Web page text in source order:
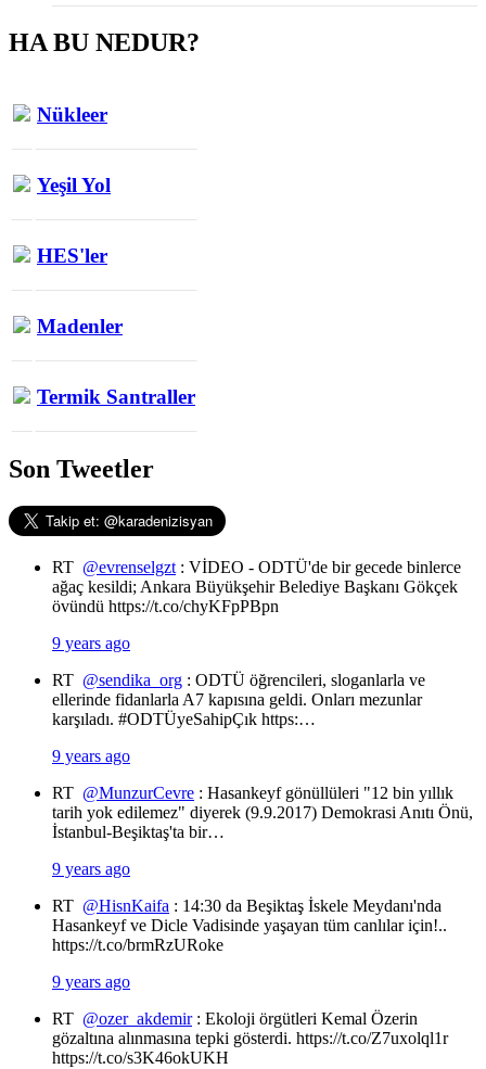
HA BU NEDUR?
Nükleer
Yeşil Yol
HES'ler
Madenler
Termik Santraller
Son Tweetler
RT @evrenselgzt : VİDEO - ODTÜ'de bir gecede binlerce
ağaç kesildi; Ankara Büyükşehir Belediye Başkanı Gökçek
övündü https://t.co/chyKFpPBpn
9 years ago
RT @sendika_org : ODTÜ öğrencileri, sloganlarla ve
ellerinde fidanlarla A7 kapısına geldi. Onları mezunlar
karşıladı. #ODTÜyeSahipÇık https:…
9 years ago
RT @MunzurCevre : Hasankeyf gönüllüleri "12 bin yıllık
tarih yok edilemez" diyerek (9.9.2017) Demokrasi Anıtı Önü,
İstanbul-Beşiktaş'ta bir…
9 years ago
RT @HisnKaifa : 14:30 da Beşiktaş İskele Meydanı'nda
Hasankeyf ve Dicle Vadisinde yaşayan tüm canlılar için!..
https://t.co/brmRzURoke
9 years ago
RT @ozer_akdemir: Ekoloji örgütleri Kemal Özerin
gözaltına alınmasına tepki gösterdi. https://t.co/Z7uxolql1r
https://t.co/s3K46okUKH